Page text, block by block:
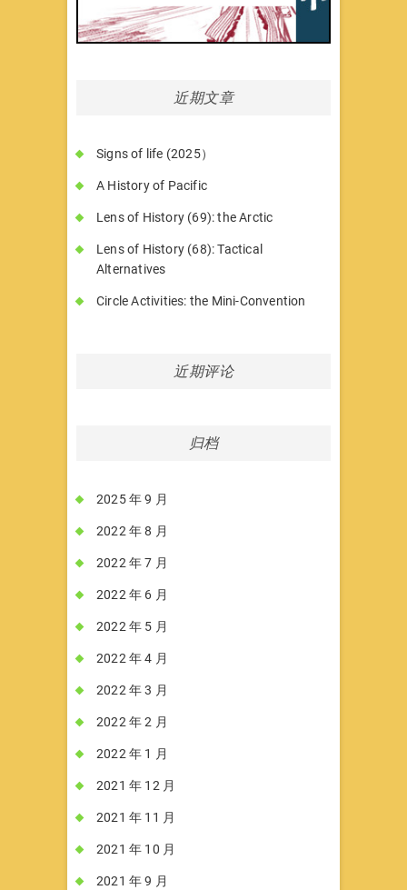
近期文章
Signs of life (2025）
A History of Pacific
Lens of History (69): the Arctic
Lens of History (68): Tactical
Alternatives
Circle Activities: the Mini-Convention
近期评论
归档
2025 年 9 月
2022 年 8 月
2022 年 7 月
2022 年 6 月
2022 年 5 月
2022 年 4 月
2022 年 3 月
2022 年 2 月
2022 年 1 月
2021 年 12 月
2021 年 11 月
2021 年 10 月
2021 年 9 月